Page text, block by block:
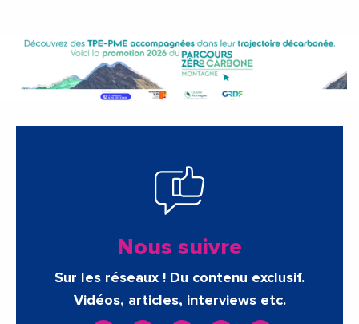
Nous suivre
Sur les réseaux ! Du contenu exclusif.
Vidéos, articles, interviews etc.